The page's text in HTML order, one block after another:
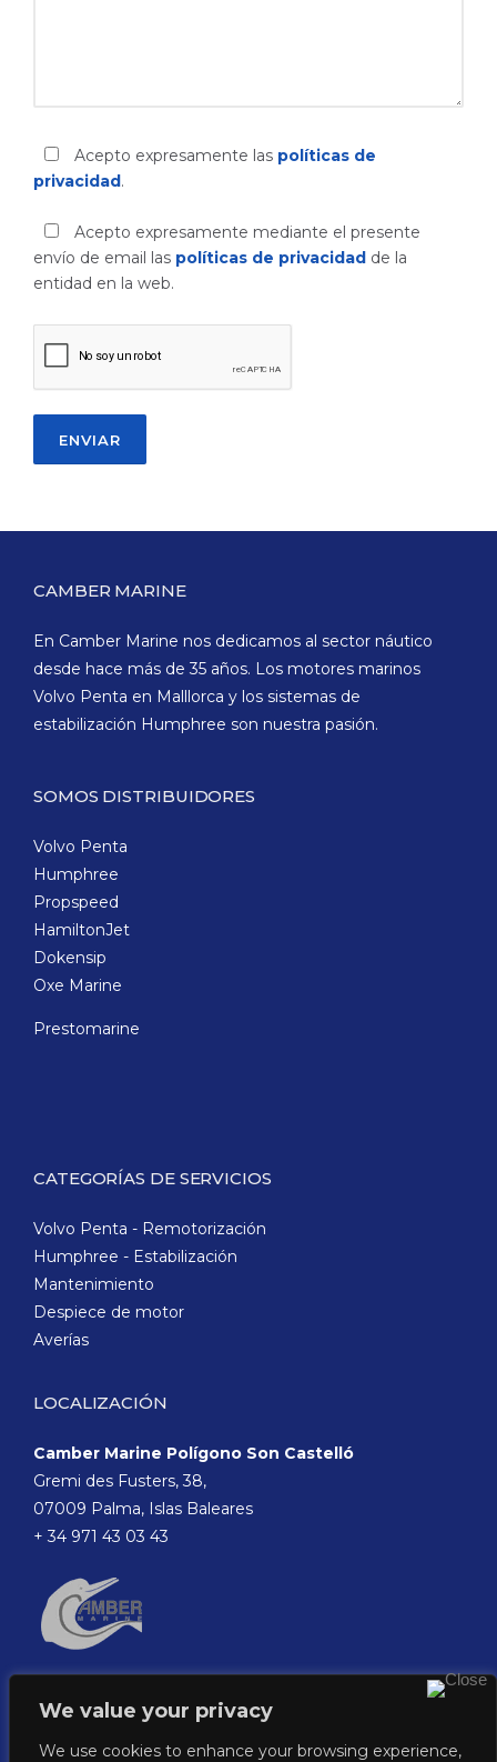
We value your privacy
We use cookies to enhance your browsing experience,
Acepto expresamente las políticas de
privacidad .
Acepto expresamente mediante el presente
envío de email las políticas de privacidad de la
entidad en la web.
CAMBER MARINE
En Camber Marine nos dedicamos al sector náutico
desde hace más de 35 años. Los motores marinos
Volvo Penta en Malllorca y los sistemas de
estabilización Humphree son nuestra pasión.
SOMOS DISTRIBUIDORES
Volvo Penta
Humphree
Propspeed
HamiltonJet
Dokensip
Oxe Marine
Prestomarine
CATEGORÍAS DE SERVICIOS
Volvo Penta - Remotorización
Humphree - Estabilización
Mantenimiento
Despiece de motor
Averías
LOCALIZACIÓN
Camber Marine Polígono Son Castelló
Gremi des Fusters, 38,
07009 Palma, Islas Baleares
+ 34 971 43 03 43